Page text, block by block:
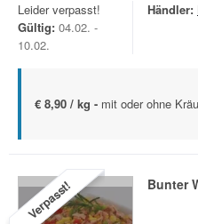
Leider verpasst!
Gültig: 04.02. -
10.02.
Händler:
€ 8,90 / kg - mit oder ohne
Verpasst! Bunter